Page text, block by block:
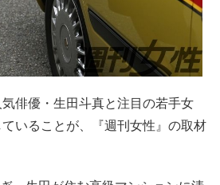
俳優・生田斗真と注目の若手女
いることが、『週刊女性』の取材